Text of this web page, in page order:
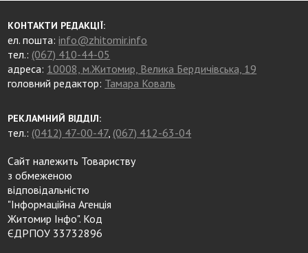
КОНТАКТИ РЕДАКЦІЇ:
ел. пошта:info@zhitomir.info
тел.: (067) 410-44-05
адреса: 10008, м.Житомир, Велика Бердичівська, 19
головний редактор: Тамара Коваль
РЕКЛАМНИЙ ВІДДІЛ:
тел.: (0412) 47-00-47, (067) 412-63-04
Сайт належить Товариству
з обмеженою
відповідальністю
"Інформаційна Агенція
Житомир Інфо". Код
ЄДРПОУ 33732896